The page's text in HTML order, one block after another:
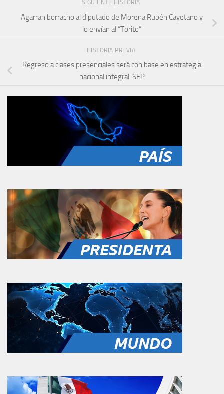
SIGUIENTE HISTORIA
Agarran borracho al diputado de Morena Rubén Cayetano y
lo envían al “Torito”
HISTORIA PREVIA
Regreso a clases presenciales será con base en estrategia
nacional integral: SEP